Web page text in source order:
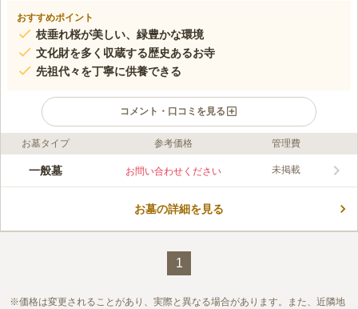
おすすめポイント
枝垂れ桜が美しい、緑豊かな環境
文化財を多く収蔵する歴史あるお寺
先祖代々を丁寧に供養できる
コメント・口コミを見る
ライフドット編集部のコメント
勸音寺は、昭島市立成隣小学校に隣接するお寺です。古くから昭
身体を休めることができます。境内墓地は本堂の西側です。竹林
この霊園はまだ誰からも評価されていません。
お墓タイプ 参考価格 管理費
一般墓 お問い合わせください 未掲載
お墓の詳細を見る
1
価格は変更されることがあり、実際と異なる場合があります。また、近隣地